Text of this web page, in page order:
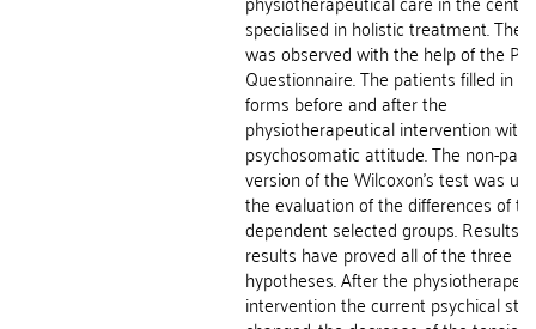
specialised in holistic treatment.
was observed with the help of the
Questionnaire. The patients filled in
forms before and after the
physiotherapeutical intervention with
psychosomatic attitude. The non-
version of the Wilcoxon's test was
the evaluation of the differences of
dependent selected groups. Results:
results have proved all of the three
hypotheses. After the
intervention the current psychical